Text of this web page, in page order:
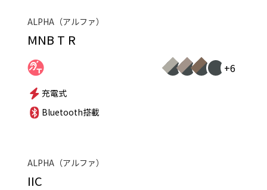
ALPHA（アルファ）
MNB T R
+6
充電式
Bluetooth搭載
ALPHA（アルファ）
IIC